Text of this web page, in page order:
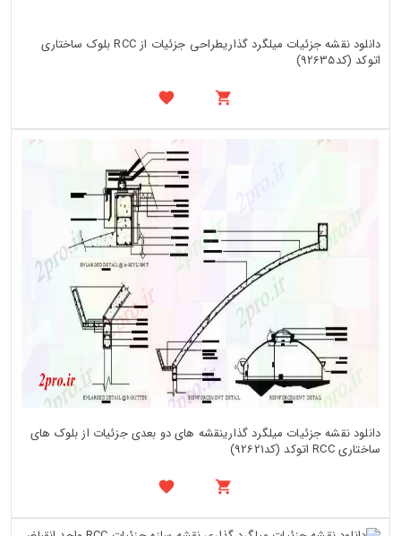
دانلود نقشه جزئیات میلگرد گذاریطراحی جزئیات از RCC بلوک ساختاری
اتوکد (کد92635)
دانلود نقشه جزئیات میلگرد گذارینقشه های دو بعدی جزئیات از بلوک های
ساختاری RCC اتوکد (کد92621)